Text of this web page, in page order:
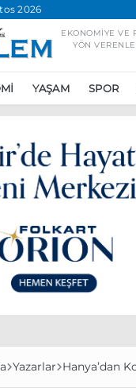
2026
EKONOMIYE VE
YÖN
YAŞAM SPOR
Yazarlar Hanya’dan